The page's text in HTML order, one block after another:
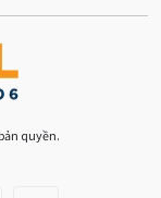
FOMCquyền.